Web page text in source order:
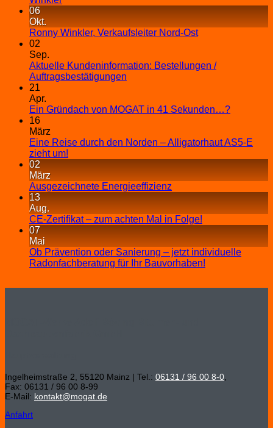
06
Okt.
Ronny Winkler, Verkaufsleiter Nord-Ost
02
Sep.
Aktuelle Kundeninformation: Bestellungen /
Auftragsbestätigungen
21
Apr.
Ein Gründach von MOGAT in 41 Sekunden…?
16
März
Eine Reise durch den Norden – Alligatorhaut AS5-E
zieht um!
02
März
Ausgezeichnete Energieeffizienz
13
Aug.
CE-Zertifikat – zum achten Mal in Folge!
07
Mai
Ob Prävention oder Sanierung – jetzt individuelle
Radonfachberatung für Ihr Bauvorhaben!
Ingelheimstraße 2, 55120 Mainz | Tel.: 06131 / 96 00 8-0
Fax: 06131 / 96 00 8-99
E-Mail: kontakt@mogat.de
Anfahrt